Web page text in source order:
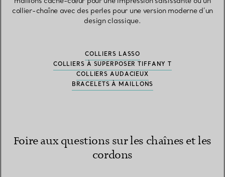
collier-chaîne avec des perles pour une version moderne d’un
design classique.
COLLIERS LASSO
COLLIERS À SUPERPOSER TIFFANY T
COLLIERS AUDACIEUX
BRACELETS À MAILLONS
Foire aux questions sur les chaînes et les
cordons